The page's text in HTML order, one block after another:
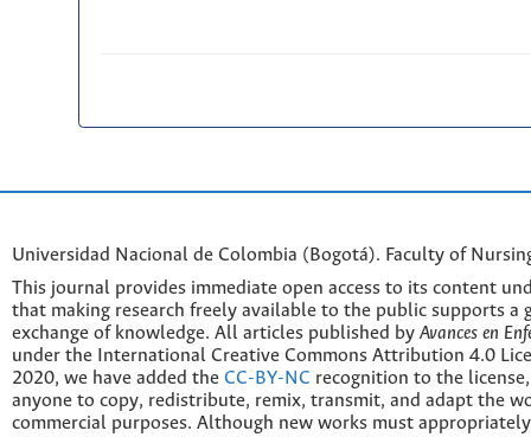
Universidad Nacional de Colombia (Bogotá). Faculty of
This journal provides immediate open access to its content
that making research freely available to the public supports a
exchange of knowledge. All articles published by Avances en
under the International Creative Commons Attribution 4.0
2020, we have added the CC-BY-NC recognition to the
anyone to copy, redistribute, remix, transmit, and adapt the
commercial purposes. Although new works must